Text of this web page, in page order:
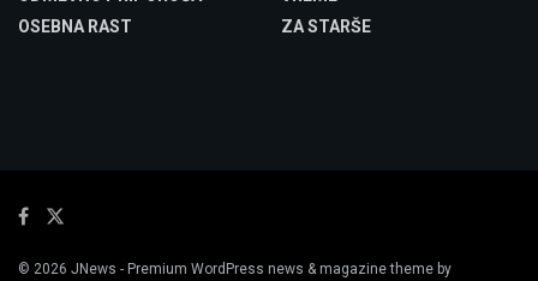
OSEBNA RAST
ZA STARŠE
© 2026 JNews - Premium WordPress news & magazine theme by